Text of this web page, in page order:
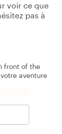
voir ce que
pas à
front of the
aventure